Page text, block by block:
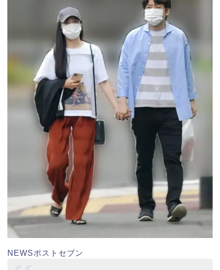
NEWSポストセブン